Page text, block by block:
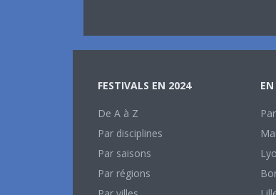
FESTIVALS EN 2024
De A à Z
Par disciplines
Par saisons
Par régions